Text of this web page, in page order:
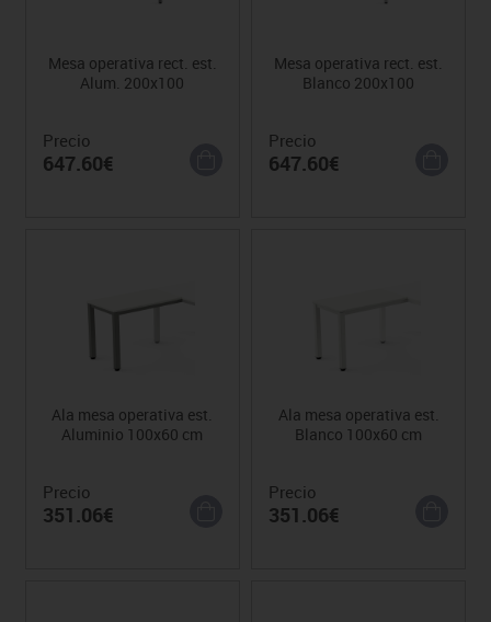
Mesa operativa rect. est.
Alum. 200x100
Precio
647.60€
Mesa operativa rect. est.
Blanco 200x100
Precio
647.60€
Ala mesa operativa est.
Aluminio 100x60 cm
Precio
351.06€
Ala mesa operativa est.
Blanco 100x60 cm
Precio
351.06€